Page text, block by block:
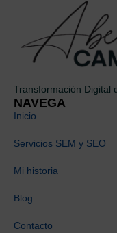
Transformación Digital
NAVEGA
Inicio
Servicios SEM y SEO
Mi historia
Blog
Contacto